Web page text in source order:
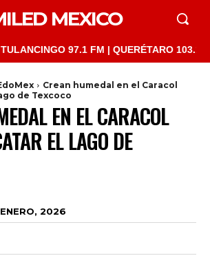
MEXICO
97.1 FM | QUERÉTARO 103.1 FM |
Crean humedal en el Caracol
de Texcoco
EN EL CARACOL
EL LAGO DE
2026